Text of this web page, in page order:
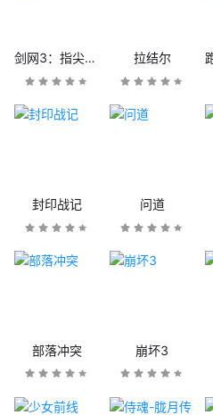
剑网3：指尖江湖 拉结尔
封印战记 问道
部落冲突 崩坏3